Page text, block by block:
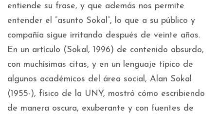
entiende su frase, y que además nos permite
entender el “asunto Sokal”, lo que a su público y
compañía sigue irritando después de veinte años.
En un artículo (Sokal, 1996) de contenido absurdo,
con muchísimas citas, y en un lenguaje típico de
algunos académicos del área social, Alan Sokal
(1955-), físico de la UNY, mostró cómo escribiendo
de manera oscura, exuberante y con fuentes de